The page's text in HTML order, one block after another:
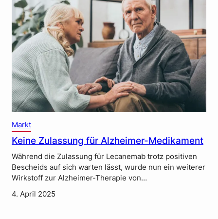
Markt
Keine Zulassung für Alzheimer-Medikament
Während die Zulassung für Lecanemab trotz positiven
Bescheids auf sich warten lässt, wurde nun ein weiterer
Wirkstoff zur Alzheimer-Therapie von…
4. April 2025